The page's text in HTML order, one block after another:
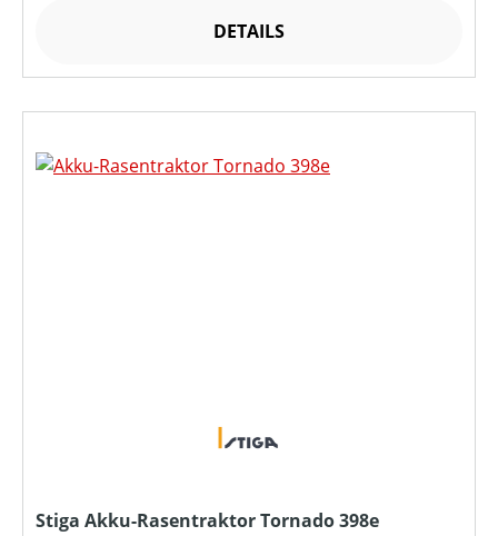
DETAILS
Stiga Akku-Rasentraktor Tornado 398e